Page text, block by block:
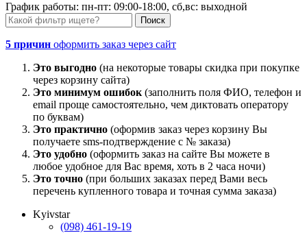
График работы: пн-пт: 09:00-18:00, сб,вс: выходной
5 причин оформить заказ через сайт
Это выгодно (на некоторые товары скидка при покупке
через корзину сайта)
Это минимум ошибок (заполнить поля ФИО, телефон и
email проще самостоятельно, чем диктовать оператору
по буквам)
Это практично (оформив заказ через корзину Вы
получаете sms-подтверждение с № заказа)
Это удобно (оформить заказ на сайте Вы можете в
любое удобное для Вас время, хоть в 2 часа ночи)
Это точно (при больших заказах перед Вами весь
перечень купленного товара и точная сумма заказа)
Kyivstar
(098) 461-19-19